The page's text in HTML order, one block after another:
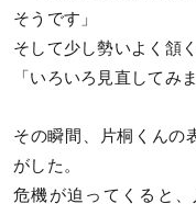
そうです」
そして少し勢いよく頷く
「いろいろ見直してみ
その瞬間、片桐くんの
がした。
危機が迫ってくると